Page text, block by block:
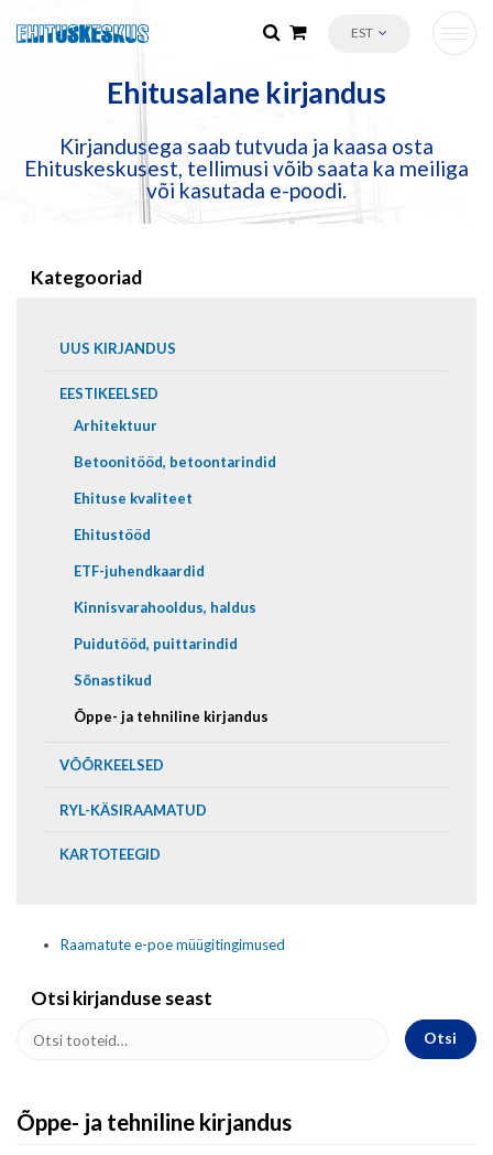
EST
Ehitusalane kirjandus
Kirjandusega saab tutvuda ja kaasa osta
Ehituskeskusest, tellimusi võib saata ka meiliga
või kasutada e-poodi.
Kategooriad
UUS KIRJANDUS
EESTIKEELSED
Arhitektuur
Betoonitööd, betoontarindid
Ehituse kvaliteet
Ehitustööd
ETF-juhendkaardid
Kinnisvarahooldus, haldus
Puidutööd, puittarindid
Sõnastikud
Õppe- ja tehniline kirjandus
VÕÕRKEELSED
RYL-KÄSIRAAMATUD
KARTOTEEGID
Raamatute e-poe müügitingimused
Otsi kirjanduse seast
Otsi
Õppe- ja tehniline kirjandus